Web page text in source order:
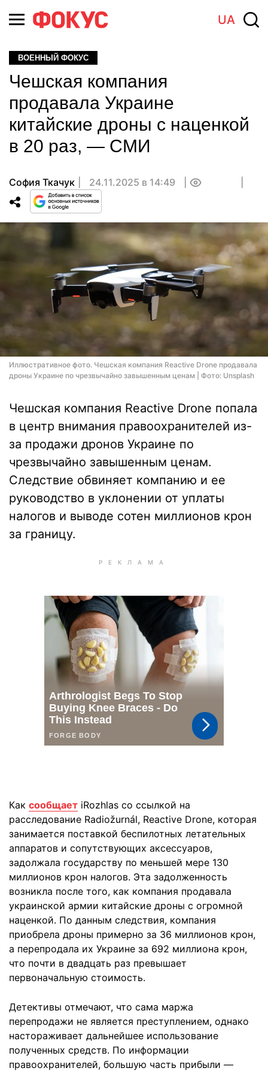
UA
ВОЕННЫЙ ФОКУС
Чешская компания
продавала Украине
китайские дроны с наценкой
в 20 раз, — СМИ
София Ткачук 24.11.2025 в 14:49
Иллюстративное фото. Чешская компания Reactive Drone продавала
дроны Украине по чрезвычайно завышенным ценам | Фото: Unsplash
Чешская компания Reactive Drone попала
в центр внимания правоохранителей из-
за продажи дронов Украине по
чрезвычайно завышенным ценам.
Следствие обвиняет компанию и ее
руководство в уклонении от уплаты
налогов и выводе сотен миллионов крон
за границу.
Как сообщает iRozhlas со ссылкой на
расследование Radiožurnál, Reactive Drone, которая
занимается поставкой беспилотных летательных
аппаратов и сопутствующих аксессуаров,
задолжала государству по меньшей мере 130
миллионов крон налогов. Эта задолженность
возникла после того, как компания продавала
украинской армии китайские дроны с огромной
наценкой. По данным следствия, компания
приобрела дроны примерно за 36 миллионов крон,
а перепродала их Украине за 692 миллиона крон,
что почти в двадцать раз превышает
первоначальную стоимость.
Детективы отмечают, что сама маржа
перепродажи не является преступлением, однако
настораживает дальнейшее использование
полученных средств. По информации
правоохранителей, большую часть прибыли —